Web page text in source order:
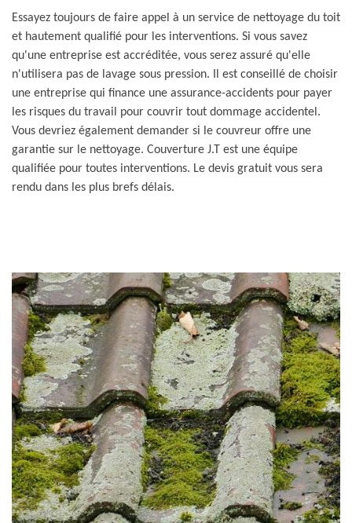
Essayez toujours de faire appel à un service de nettoyage du toit
et hautement qualifié pour les interventions. Si vous savez
qu'une entreprise est accréditée, vous serez assuré qu'elle
n'utilisera pas de lavage sous pression. Il est conseillé de choisir
une entreprise qui finance une assurance-accidents pour payer
les risques du travail pour couvrir tout dommage accidentel.
Vous devriez également demander si le couvreur offre une
garantie sur le nettoyage. Couverture J.T est une équipe
qualifiée pour toutes interventions. Le devis gratuit vous sera
rendu dans les plus brefs délais.